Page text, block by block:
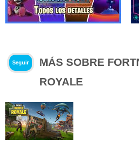
Seguir
MÁS SOBRE
ROYALE